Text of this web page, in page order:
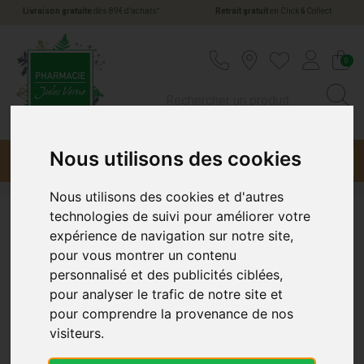
Nous utilisons des cookies
Nous utilisons des cookies et d'autres
technologies de suivi pour améliorer votre
expérience de navigation sur notre site,
pour vous montrer un contenu
personnalisé et des publicités ciblées,
pour analyser le trafic de notre site et
pour comprendre la provenance de nos
visiteurs.
Livraison gratuite dès 89€ d’achats * Retrait gratuiten Click & Collect
0
Menu Promotions
Promotions Médicaments et
Santé : Prix Bas et Offres
Spéciales
Promotions Exceptionnelles chez